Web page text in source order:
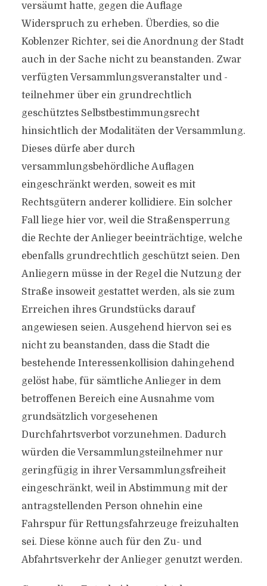
versäumt hatte, gegen die Auflage
Widerspruch zu erheben. Überdies, so die
Koblenzer Richter, sei die Anordnung der Stadt
auch in der Sache nicht zu beanstanden. Zwar
verfügten Versammlungsveranstalter und -
teilnehmer über ein grundrechtlich
geschütztes Selbstbestimmungsrecht
hinsichtlich der Modalitäten der Versammlung.
Dieses dürfe aber durch
versammlungsbehördliche Auflagen
eingeschränkt werden, soweit es mit
Rechtsgütern anderer kollidiere. Ein solcher
Fall liege hier vor, weil die Straßensperrung
die Rechte der Anlieger beeinträchtige, welche
ebenfalls grundrechtlich geschützt seien. Den
Anliegern müsse in der Regel die Nutzung der
Straße insoweit gestattet werden, als sie zum
Erreichen ihres Grundstücks darauf
angewiesen seien. Ausgehend hiervon sei es
nicht zu beanstanden, dass die Stadt die
bestehende Interessenkollision dahingehend
gelöst habe, für sämtliche Anlieger in dem
betroffenen Bereich eine Ausnahme vom
grundsätzlich vorgesehenen
Durchfahrtsverbot vorzunehmen. Dadurch
würden die Versammlungsteilnehmer nur
geringfügig in ihrer Versammlungsfreiheit
eingeschränkt, weil in Abstimmung mit der
antragstellenden Person ohnehin eine
Fahrspur für Rettungsfahrzeuge freizuhalten
sei. Diese könne auch für den Zu- und
Abfahrtsverkehr der Anlieger genutzt werden.